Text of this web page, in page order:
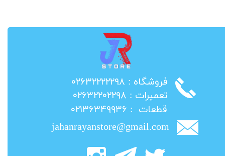
​فروشگاه : ۰۲۶۳۲۲۲۲۲۹۸
​تعمیرات : ۰۲۶۳۲۲۰۲۲۹۸
​قطعات : ۰۲۱۳۶۳۴۹۹۳۶
jahanrayanstore@gmail.com